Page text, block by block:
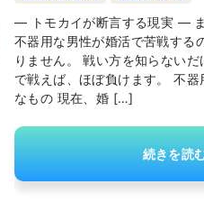
― トモカイが断言する現実 ― ま
不器用な男性が婚活で苦戦する
りません。 戦い方を知らない
で戦えば、ほぼ負けます。 不
なもの 現在、婚 […]
続きを読